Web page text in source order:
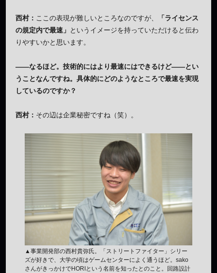
西村： ここの表現が難しいところなのですが、
「ライセンス
の規定内で最速」 というイメージを持っていただけると伝わ
りやすいかと思います。
——なるほど。技術的にはより最速にはできるけど——とい
うことなんですね。具体的にどのようなところで最速を実現
しているのですか？
西村： その辺は企業秘密ですね（笑）。
▲事業開発部の西村貴弥氏。「ストリートファイター」シリー
ズが好きで、大学の頃はゲームセンターによく通うほど。sako
さんがきっかけでHORIという名前を知ったとのこと。回路設計